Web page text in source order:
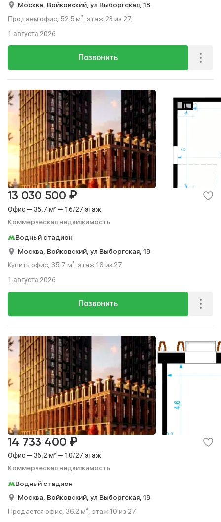
Москва, Войковский, ул Выборгская, 18
Продаем офис, 52.5 м², этаж 23 из 27.
Позвонить
1 августа 2026
Офис — 35.7 м² — 16/27 этаж
Коммерческая недвижимость
13 030 500 ₽
Водный стадион
Москва, Войковский, ул Выборгская, 18
Купить офис, 35.7 м², этаж 16 из 27.
Позвонить
1 августа 2026
Офис — 36.2 м² — 10/27 этаж
Коммерческая недвижимость
14 733 400 ₽
Водный стадион
Москва, Войковский, ул Выборгская, 18
Продается офис, 36.2 м², этаж 10 из 27.